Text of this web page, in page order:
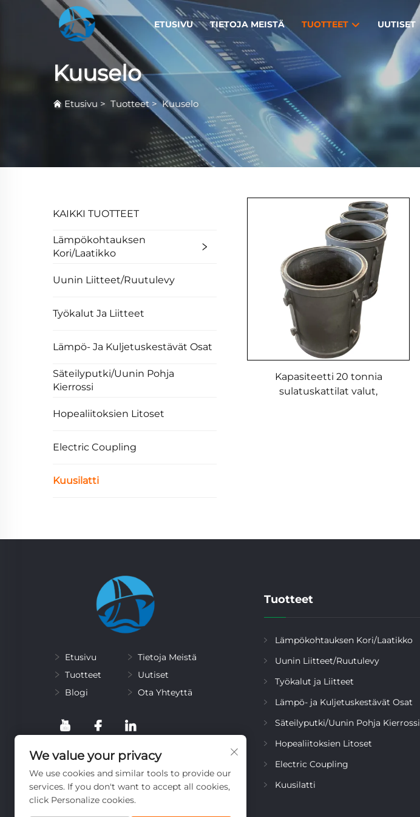
ETUSIVU TIETOJA MEISTÄ TUOTTEET UUTISET
Kuuselo
Etusivu > Tuotteet >Kuuselo
KAIKKI TUOTTEET
Lämpökohtauksen
Kori/Laatikko
Uunin Liitteet/Ruutulevy
Työkalut Ja Liitteet
Lämpö- Ja Kuljetuskestävät Osat
Säteilyputki/Uunin Pohja
Kierrossi
Hopealiitoksien Litoset
Electric Coupling
Kuusilatti
Kapasiteetti 20 tonnia
sulatuskattilat valut,
Etusivu
Tietoja Meistä
Tuotteet
Uutiset
Blogi
Ota Yhteyttä
Tuotteet
Lämpökohtauksen Kori/Laatikko
Uunin Liitteet/Ruutulevy
Työkalut ja Liitteet
Lämpö- ja Kuljetuskestävät Osat
Säteilyputki/Uunin Pohja Kierrossi
Hopealiitoksien Litoset
Electric Coupling
Kuusilatti
We value your privacy
We use cookies and similar tools to provide our
services. If you don't want to accept all cookies,
click Personalize cookies.